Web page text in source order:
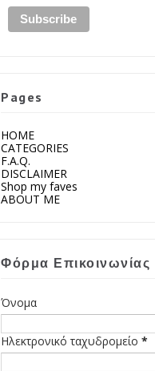
Pages
HOME
CATEGORIES
F.A.Q.
DISCLAIMER
Shop my faves
ABOUT ME
Φόρμα Επικοινωνίας
Όνομα
Ηλεκτρονικό ταχυδρομείο *